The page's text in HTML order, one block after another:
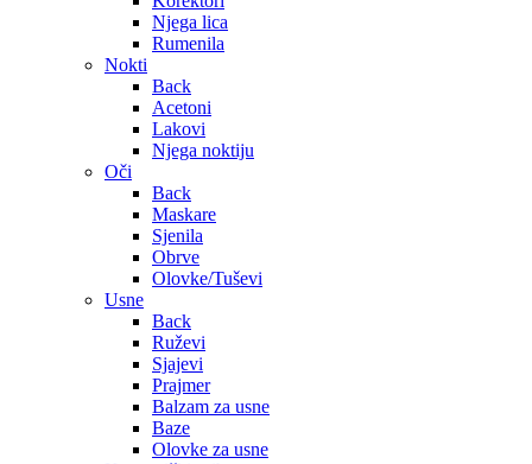
Njega lica
Rumenila
Nokti
Back
Acetoni
Lakovi
Njega noktiju
Oči
Back
Maskare
Sjenila
Obrve
Olovke/Tuševi
Usne
Back
Ruževi
Sjajevi
Prajmer
Balzam za usne
Baze
Olovke za usne